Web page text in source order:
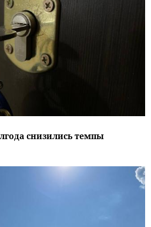
снизились темпы